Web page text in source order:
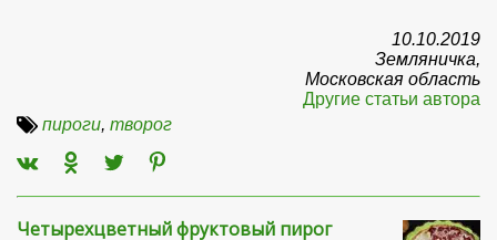
10.10.2019
Земляничка,
Московская область
Другие статьи автора
пироги, творог
Четырехцветный фруктовый пирог